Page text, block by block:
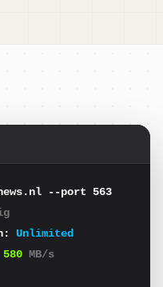
--port 563
Unlimited
604 MB/s